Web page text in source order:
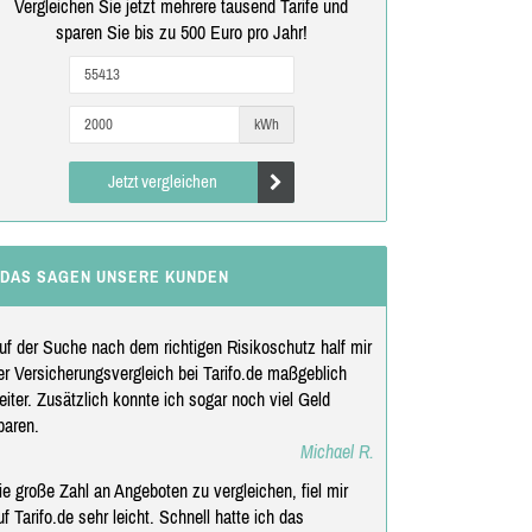
Vergleichen Sie jetzt mehrere tausend Tarife und
sparen Sie bis zu 500 Euro pro Jahr!
kWh
Jetzt vergleichen
DAS SAGEN UNSERE KUNDEN
der Suche nach dem richtigen Risikoschutz half mir
Versicherungsvergleich bei Tarifo.de maßgeblich
Zusätzlich konnte ich sogar noch viel Geld
Michael R.
große Zahl an Angeboten zu vergleichen, fiel mir
Tarifo.de sehr leicht. Schnell hatte ich das